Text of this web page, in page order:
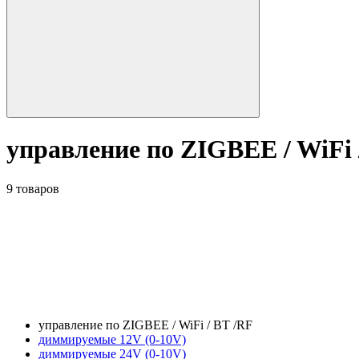
управление по ZIGBEE / WiFi
9 товаров
управление по ZIGBEE / WiFi / BT /RF
диммируемые 12V (0-10V)
диммируемые 24V (0-10V)